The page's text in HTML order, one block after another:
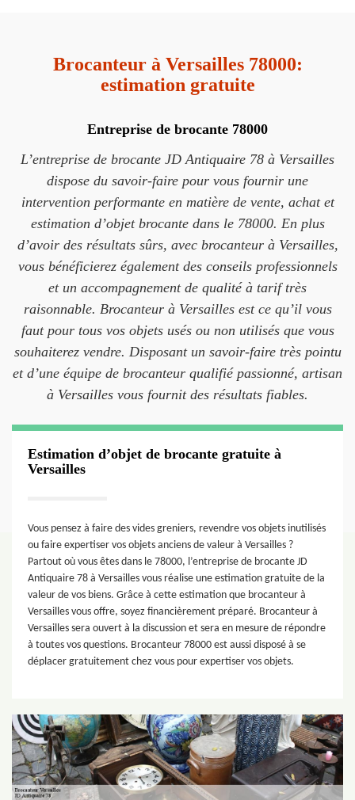
Brocanteur à Versailles 78000:
estimation gratuite
Entreprise de brocante 78000
L’entreprise de brocante JD Antiquaire 78 à Versailles
dispose du savoir-faire pour vous fournir une
intervention performante en matière de vente, achat et
estimation d’objet brocante dans le 78000. En plus
d’avoir des résultats sûrs, avec brocanteur à Versailles,
vous bénéficierez également des conseils professionnels
et un accompagnement de qualité à tarif très
raisonnable. Brocanteur à Versailles est ce qu’il vous
faut pour tous vos objets usés ou non utilisés que vous
souhaiterez vendre. Disposant un savoir-faire très pointu
et d’une équipe de brocanteur qualifié passionné, artisan
à Versailles vous fournit des résultats fiables.
Estimation d’objet de brocante gratuite à
Versailles
Vous pensez à faire des vides greniers, revendre vos objets inutilisés
ou faire expertiser vos objets anciens de valeur à Versailles ?
Partout où vous êtes dans le 78000, l’entreprise de brocante JD
Antiquaire 78 à Versailles vous réalise une estimation gratuite de la
valeur de vos biens. Grâce à cette estimation que brocanteur à
Versailles vous offre, soyez financièrement préparé. Brocanteur à
Versailles sera ouvert à la discussion et sera en mesure de répondre
à toutes vos questions. Brocanteur 78000 est aussi disposé à se
déplacer gratuitement chez vous pour expertiser vos objets.